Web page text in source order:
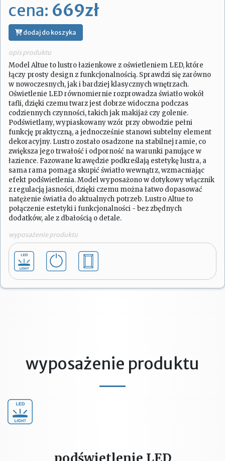
cena: 669zł
dodaj do koszyka
opis produktu
Model Altue to lustro łazienkowe z oświetleniem LED, które
łączy prosty design z funkcjonalnością. Sprawdzi się zarówno
w nowoczesnych, jak i bardziej klasycznych wnętrzach.
Oświetlenie LED równomiernie rozprowadza światło wokół
tafli, dzięki czemu twarz jest dobrze widoczna podczas
codziennych czynności, takich jak makijaż czy golenie.
Podświetlany, wypiaskowany wzór przy obwodzie pełni
funkcję praktyczną, a jednocześnie stanowi subtelny element
dekoracyjny. Lustro zostało osadzone na stabilnej ramie, co
zwiększa jego trwałość i odporność na warunki panujące w
łazience. Fazowane krawędzie podkreślają estetykę lustra, a
sama rama pomaga skupić światło wewnątrz, wzmacniając
efekt podświetlenia. Model wyposażono w dotykowy włącznik
z regulacją jasności, dzięki czemu można łatwo dopasować
natężenie światła do aktualnych potrzeb. Lustro Altue to
połączenie estetyki i funkcjonalności - bez zbędnych
dodatków, ale z dbałością o detale.
wyposażenie produktu
wyposażenie produktu